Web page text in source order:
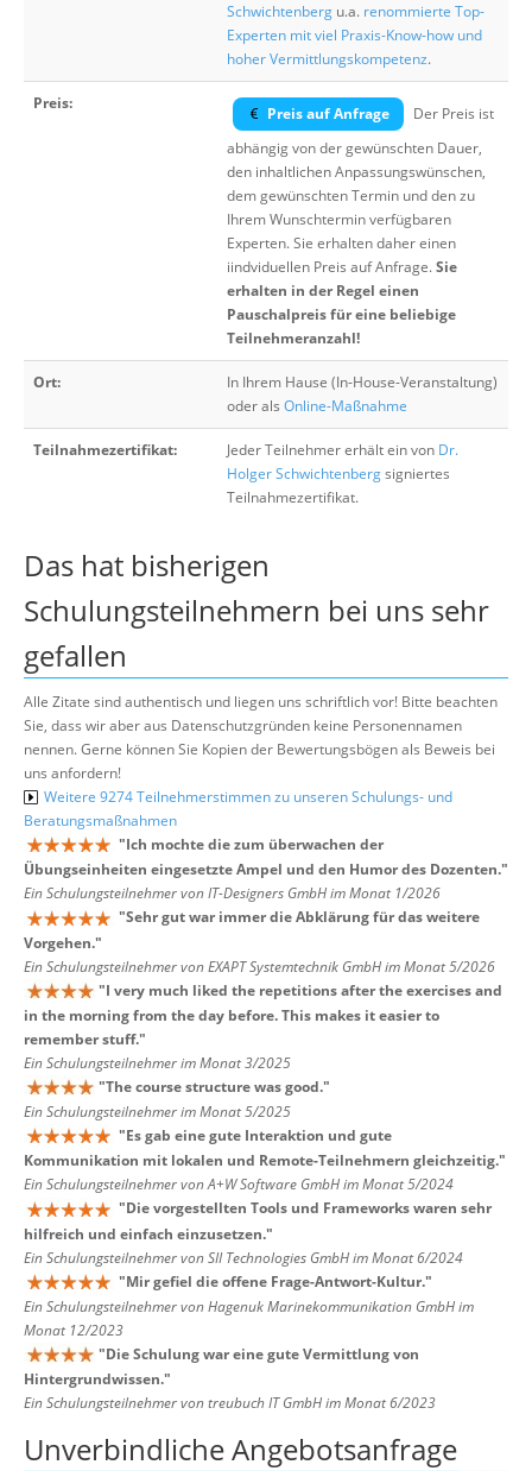
Schwichtenberg u.a. renommierte Top-
Experten mit viel Praxis-Know-how und
hoher Vermittlungskompetenz.
Preis:
Preis auf Anfrage
Der Preis ist
abhängig von der gewünschten Dauer,
den inhaltlichen Anpassungswünschen,
dem gewünschten Termin und den zu
Ihrem Wunschtermin verfügbaren
Experten. Sie erhalten daher einen
iindviduellen Preis auf Anfrage.Sie
erhalten in der Regel einen
Pauschalpreis für eine beliebige
Teilnehmeranzahl!
Ort:
In Ihrem Hause (In-House-Veranstaltung)
oder als Online-Maßnahme
Teilnahmezertifikat: Jeder Teilnehmer erhält ein von Dr.
Holger Schwichtenbergsigniertes
Teilnahmezertifikat.
Das hat bisherigen
Schulungsteilnehmern bei uns sehr
gefallen
Alle Zitate sind authentisch und liegen uns schriftlich vor! Bitte beachten
Sie, dass wir aber aus Datenschutzgründen keine Personennamen
nennen. Gerne können Sie Kopien der Bewertungsbögen als Beweis bei
uns anfordern!
Weitere 9274 Teilnehmerstimmen zu unseren Schulungs- und
Beratungsmaßnahmen
"Ich mochte die zum überwachen der
Übungseinheiten eingesetzte Ampel und den Humor des Dozenten."
Ein Schulungsteilnehmer von IT-Designers GmbH im Monat 1/2026
"Sehr gut war immer die Abklärung für das weitere
Vorgehen."
Ein Schulungsteilnehmer von EXAPT Systemtechnik GmbH im Monat 5/2026
"I very much liked the repetitions after the exercises and
in the morning from the day before. This makes it easier to
remember stuff."
Ein Schulungsteilnehmer im Monat 3/2025
"The course structure was good."
Ein Schulungsteilnehmer im Monat 5/2025
"Es gab eine gute Interaktion und gute
Kommunikation mit lokalen und Remote-Teilnehmern gleichzeitig."
Ein Schulungsteilnehmer von A+W Software GmbH im Monat 5/2024
"Die vorgestellten Tools und Frameworks waren sehr
hilfreich und einfach einzusetzen."
Ein Schulungsteilnehmer von SII Technologies GmbH im Monat 6/2024
"Mir gefiel die offene Frage-Antwort-Kultur."
Ein Schulungsteilnehmer von Hagenuk Marinekommunikation GmbH im
Monat 12/2023
"Die Schulung war eine gute Vermittlung von
Hintergrundwissen."
Ein Schulungsteilnehmer von treubuch IT GmbH im Monat 6/2023
Unverbindliche Angebotsanfrage